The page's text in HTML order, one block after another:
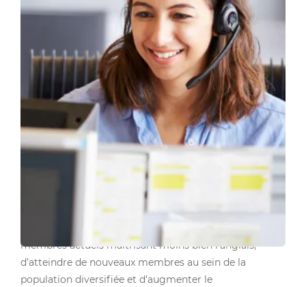
Blue Cross Blue Shield
a obtenu une évaluation
de cinq étoiles
TransPerfect comprend l’importance d’aider les
établissements de santé à obtenir cinq étoiles pour les
mesures de suivi des centres d’appels du CMS.
L’obtention de ces cinq étoiles permet aux entreprises
de soins de santé d’impliquer davantage leurs
membres actuels maîtrisant moins bien l’anglais,
d’atteindre de nouveaux membres au sein de la
population diversifiée et d’augmenter le